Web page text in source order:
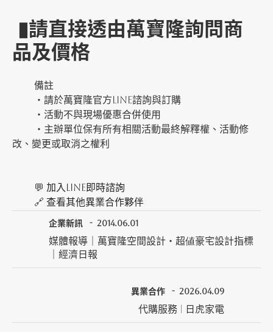
▮請直接透由萬寶隆詢問商
品及價格
備註
・請於萬寶隆官方LINE諮詢與訂購
・活動不與現場優惠合併使用
・主辦單位保有所有相關活動最終解釋權、活動修
改、變更或取消之權利
💬 加入LINE即時諮詢
🔗 查看其他異業合作夥伴
企業新訊 2014.06.01
媒體報導｜萬寶隆空間設計・超値豪宅設計指標
｜經濟日報
異業合作 2026.04.09
代購服務 | 日虎家電